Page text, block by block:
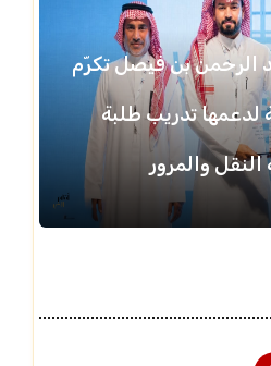
الرحمن بن فيصل تكرّم
لدعمها تدريب طلبة
والمرور